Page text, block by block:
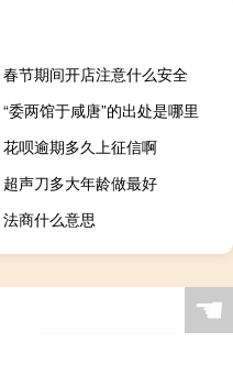
春节期间开店注意什么安全
“委两馆于咸唐”的出处是哪里
花呗逾期多久上征信啊
超声刀多大年龄做最好
法商什么意思
☚